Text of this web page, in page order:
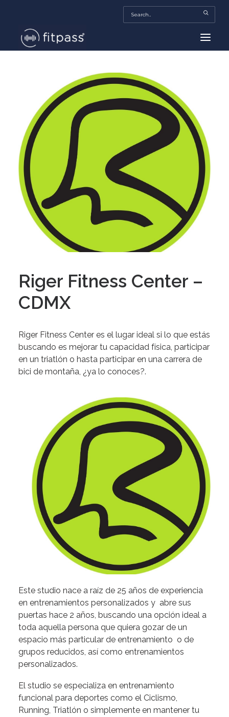
MEXICO
BEAUTY
FITPASS TV
FITBIZ
TRENDS
MORE…
Riger Fitness Center –
CDMX
Riger Fitness Center es el lugar ideal si lo que estás
buscando es mejorar tu capacidad física, participar
en un triatlón o hasta participar en una carrera de
bici de montaña, ¿ya lo conoces?.
Este studio nace a raíz de 25 años de experiencia
en entrenamientos personalizados y abre sus
puertas hace 2 años, buscando una opción ideal a
toda aquella persona que quiera gozar de un
espacio más particular de entrenamiento o de
grupos reducidos, así como entrenamientos
personalizados.
El studio se especializa en entrenamiento
funcional para deportes como el Ciclismo,
Running, Triatlón o simplemente en mantener tu